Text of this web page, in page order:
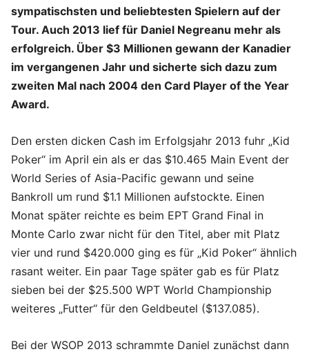
sympatischsten und beliebtesten Spielern auf der
Tour. Auch 2013 lief für Daniel Negreanu mehr als
erfolgreich. Über $3 Millionen gewann der Kanadier
im vergangenen Jahr und sicherte sich dazu zum
zweiten Mal nach 2004 den Card Player of the Year
Award.
Den ersten dicken Cash im Erfolgsjahr 2013 fuhr „Kid
Poker“ im April ein als er das $10.465 Main Event der
World Series of Asia-Pacific gewann und seine
Bankroll um rund $1.1 Millionen aufstockte. Einen
Monat später reichte es beim EPT Grand Final in
Monte Carlo zwar nicht für den Titel, aber mit Platz
vier und rund $420.000 ging es für „Kid Poker“ ähnlich
rasant weiter. Ein paar Tage später gab es für Platz
sieben bei der $25.500 WPT World Championship
weiteres „Futter“ für den Geldbeutel ($137.085).
Bei der WSOP 2013 schrammte Daniel zunächst dann